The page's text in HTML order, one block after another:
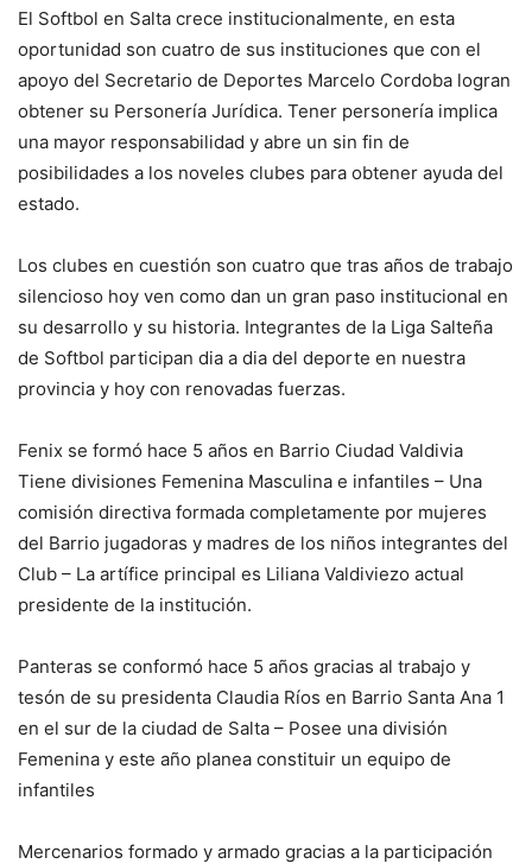
El Softbol en Salta crece institucionalmente, en esta
oportunidad son cuatro de sus instituciones que con el
apoyo del Secretario de Deportes Marcelo Cordoba logran
obtener su Personería Jurídica. Tener personería implica
una mayor responsabilidad y abre un sin fin de
posibilidades a los noveles clubes para obtener ayuda del
estado.
Los clubes en cuestión son cuatro que tras años de trabajo
silencioso hoy ven como dan un gran paso institucional en
su desarrollo y su historia. Integrantes de la Liga Salteña
de Softbol participan dia a dia del deporte en nuestra
provincia y hoy con renovadas fuerzas.
Fenix se formó hace 5 años en Barrio Ciudad Valdivia
Tiene divisiones Femenina Masculina e infantiles – Una
comisión directiva formada completamente por mujeres
del Barrio jugadoras y madres de los niños integrantes del
Club – La artífice principal es Liliana Valdiviezo actual
presidente de la institución.
Panteras se conformó hace 5 años gracias al trabajo y
tesón de su presidenta Claudia Ríos en Barrio Santa Ana 1
en el sur de la ciudad de Salta – Posee una división
Femenina y este año planea constituir un equipo de
infantiles
Mercenarios formado y armado gracias a la participación